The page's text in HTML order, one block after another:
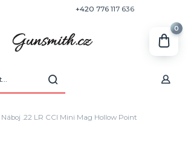
+420 776 117 636
0
Náboj .22 LR CCI Mini Mag Hollow Point